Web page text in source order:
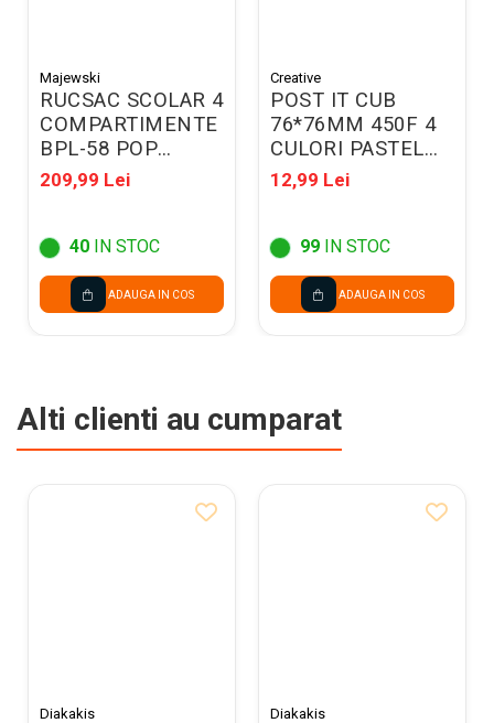
Majewski
RUCSAC SCOLAR 4
COMPARTIMENTE
BPL-58 POP
DEMON HUNTERS
VIOLET 304767
209,99 Lei
40 IN STOC
ADAUGA IN COS
Creative
POST IT CUB
76*76MM 450F 4
CULORI PASTEL
122916
12,99 Lei
99 IN STOC
ADAUGA IN COS
Alti clienti au cumparat
Diakakis Diakakis